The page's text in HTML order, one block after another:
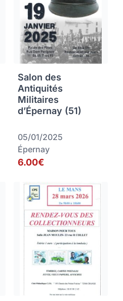
Salon des
Antiquités
Militaires
d’Épernay (51)
05/01/2025
Épernay
6.00€